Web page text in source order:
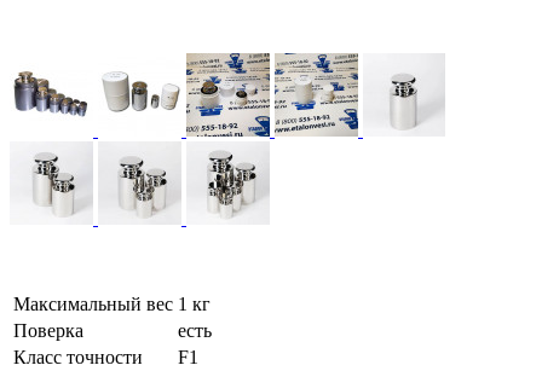
Максимальный вес 1 кг
Поверка
есть
Класс точности
F1